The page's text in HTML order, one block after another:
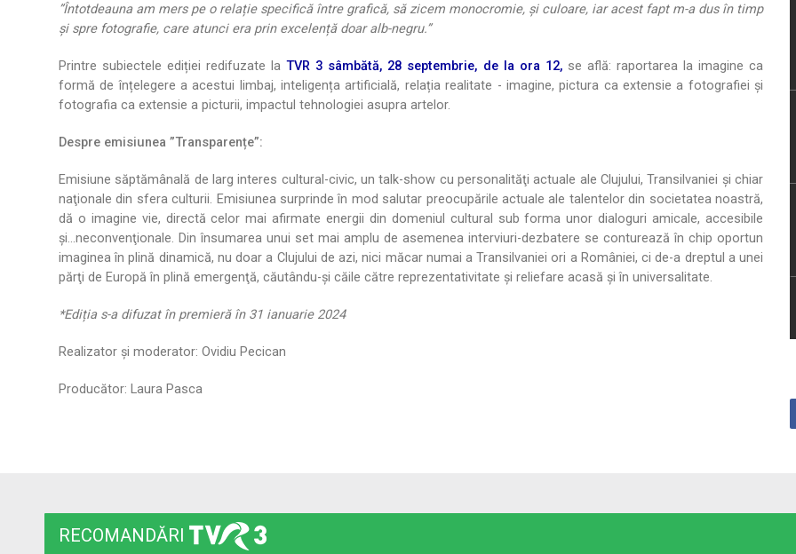
”Întotdeauna am mers pe o relație specifică între grafică, să zicem monocromie, și culoare, iar acest fapt m-a dus în timp
și spre fotografie, care atunci era prin excelență doar alb-negru.”
Printre subiectele ediției redifuzate laTVR 3 sâmbătă, 28 septembrie, de la ora 12,se află: raportarea la imagine ca
formă de înțelegere a acestui limbaj, inteligența artificială, relația realitate - imagine, pictura ca extensie a fotografiei și
fotografia ca extensie a picturii, impactul tehnologiei asupra artelor.
Despre emisiunea ”Transparențe”:
Emisiune săptămânală de larg interes cultural-civic, un talk-show cu personalităţi actuale ale Clujului, Transilvaniei şi chiar
naţionale din sfera culturii. Emisiunea surprinde în mod salutar preocupările actuale ale talentelor din societatea noastră,
dă o imagine vie, directă celor mai afirmate energii din domeniul cultural sub forma unor dialoguri amicale, accesibile
şi...neconvenţionale. Din însumarea unui set mai amplu de asemenea interviuri-dezbatere se conturează în chip oportun
imaginea în plină dinamică, nu doar a Clujului de azi, nici măcar numai a Transilvaniei ori a României, ci de-a dreptul a unei
părţi de Europă în plină emergenţă, căutându-şi căile către reprezentativitate şi reliefare acasă şi în universalitate.
*Ediția s-a difuzat în premieră în 31 ianuarie 2024
Realizator și moderator: Ovidiu Pecican
Producător: Laura Pasca
RECOMANDĂRI